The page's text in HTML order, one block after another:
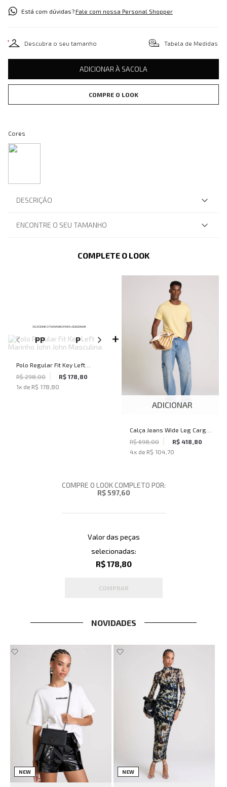
Está com dúvidas?Fale com nossa Personal Shopper
Descubra o seu tamanho Tabela de Medidas
ADICIONAR À SACOLA
COMPRE O LOOK
Cores
DESCRIÇÃO
ENCONTRE O SEU TAMANHO
COMPLETE O LOOK
SELECIONE O TAMANHO PARA ADICIONAR
PP P M G GG
Polo Regular Fit Key Left
Marinho John John Masculina
R$ 298,00
R$ 178,80
1x de R$ 178,80
ADICIONAR
Calça Jeans Wide Leg Cargo
Fiji John John Masculina
R$ 698,00
R$ 418,80
4x de R$ 104,70
COMPRE O LOOK COMPLETO POR:
R$ 597,60
Valor das peças
selecionadas:
R$ 178,80
COMPRAR
NOVIDADES
NEW NEW